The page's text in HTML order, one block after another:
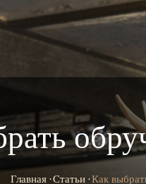
Главная Статьи Как